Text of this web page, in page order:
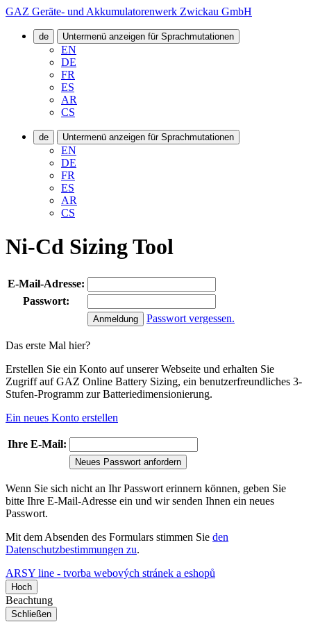
GAZ Geräte- und Akkumulatorenwerk Zwickau GmbH
de Untermenü anzeigen für Sprachmutationen
EN
DE
FR
ES
AR
CS
de Untermenü anzeigen für Sprachmutationen
EN
DE
FR
ES
AR
CS
Ni-Cd Sizing Tool
E-Mail-Adresse:
Passwort:
Passwort vergessen.
Das erste Mal hier?
Erstellen Sie ein Konto auf unserer Webseite und erhalten Sie
Zugriff auf GAZ Online Battery Sizing, ein benutzerfreundliches 3-
Stufen-Programm zur Batteriedimensionierung.
Ein neues Konto erstellen
Ihre E-Mail:
Neues Passwort anfordern
Wenn Sie sich nicht an Ihr Passwort erinnern können, geben Sie
bitte Ihre E-Mail-Adresse ein und wir senden Ihnen ein neues
Passwort.
Mit dem Absenden des Formulars stimmen Sie den
Datenschutzbestimmungen zu.
ARSY line - tvorba webových stránek a eshopů
Hoch
Beachtung
Schließen